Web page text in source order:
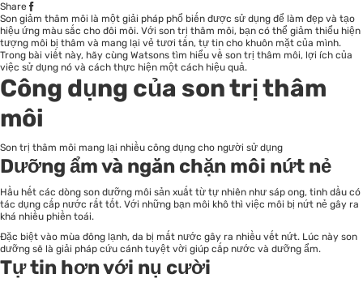
Share
Son giảm thâm môi là một giải pháp phổ biến được sử dụng để làm đẹp và tạo
hiệu ứng màu sắc cho đôi môi. Với son trị thâm môi, bạn có thể giảm thiểu hiện
tượng môi bị thâm và mang lại vẻ tươi tắn, tự tin cho khuôn mặt của mình.
Trong bài viết này, hãy cùng Watsons tìm hiểu về son trị thâm môi, lợi ích của
việc sử dụng nó và cách thực hiện một cách hiệu quả.
Công dụng của son trị thâm
môi
Son trị thâm môi mang lại nhiều công dụng cho người sử dụng
Dưỡng ẩm và ngăn chặn môi nứt nẻ
Hầu hết các dòng son dưỡng môi sản xuất từ tự nhiên như sáp ong, tinh dầu có
tác dụng cấp nước rất tốt. Với những bạn môi khô thì việc môi bị nứt nẻ gây ra
khá nhiều phiền toái.
Đặc biệt vào mùa đông lạnh, da bị mất nước gây ra nhiều vết nứt. Lúc này son
dưỡng sẽ là giải pháp cứu cánh tuyệt vời giúp cấp nước và dưỡng ẩm.
Tự tin hơn với nụ cười